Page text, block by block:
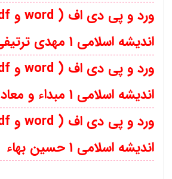
اندیشه اسلامی 1 مهدی ترتیفی
اندیشه اسلامی 1 مبداء و معاد
اندیشه اسلامی 1 حسین بهاء